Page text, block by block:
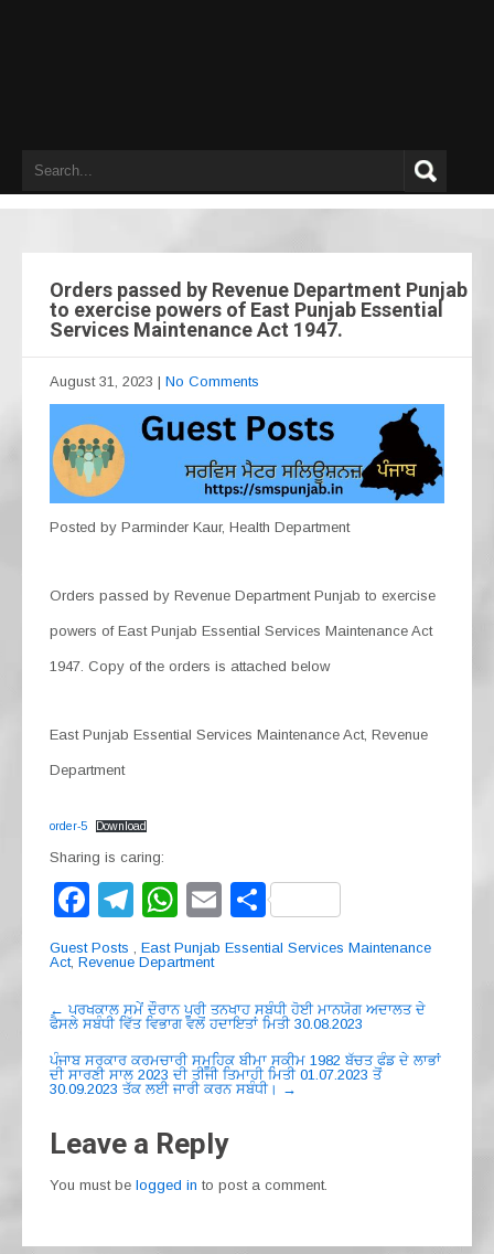
Orders passed by Revenue Department Punjab
to exercise powers of East Punjab Essential
Services Maintenance Act 1947.
August 31, 2023 | No Comments
Posted by Parminder Kaur, Health Department
Orders passed by Revenue Department Punjab to exercise
powers of East Punjab Essential Services Maintenance Act
1947. Copy of the orders is attached below
East Punjab Essential Services Maintenance Act, Revenue
Department
order-5 Download
Sharing is caring:
F
a
c
e
b
o
k
T
el
e
gr
a
m
W
h
at
s
A
p
E
m
S
h
e
Guest Posts
East Punjab Essential Services Maintenance
Act, Revenue Department
Post
navigation
← ਪਰਖਕਾਲ ਸਮੇਂ ਦੌਰਾਨ ਪੂਰੀ ਤਨਖਾਹ ਸਬੰਧੀ ਹੋਈ ਮਾਨਯੋਗ ਅਦਾਲਤ ਦੇ
ਫੈਸਲੇ ਸਬੰਧੀ ਵਿੱਤ ਵਿਭਾਗ ਵਲੋਂ ਹਦਾਇਤਾਂ ਮਿਤੀ 30.08.2023
ਪੰਜਾਬ ਸਰਕਾਰ ਕਰਮਚਾਰੀ ਸਮੂਹਿਕ ਬੀਮਾ ਸਕੀਮ 1982 ਬੱਚਤ ਫੰਡ ਦੇ ਲਾਭਾਂ
ਦੀ ਸਾਰਣੀ ਸਾਲ 2023 ਦੀ ਤੀਜੀ ਤਿਮਾਹੀ ਮਿਤੀ 01.07.2023 ਤੋਂ
30.09.2023 ਤੱਕ ਲਈ ਜਾਰੀ ਕਰਨ ਸਬੰਧੀ। →
Leave a Reply
You must be logged in to post a comment.